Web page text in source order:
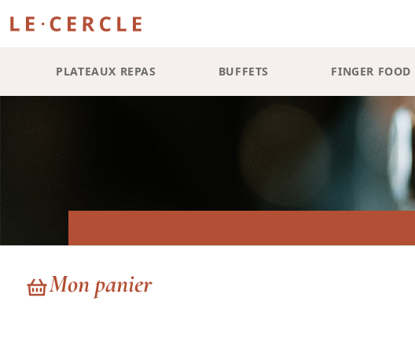
Mon panier
PLATEAUX REPAS BUFFETS FINGER FOOD
DÉPOSEZ LES